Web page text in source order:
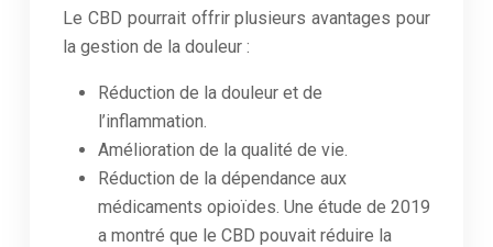
Le CBD pourrait offrir plusieurs avantages pour
la gestion de la douleur :
Réduction de la douleur et de
l’inflammation.
Amélioration de la qualité de vie.
Réduction de la dépendance aux
médicaments opioïdes. Une étude de 2019
a montré que le CBD pouvait réduire la